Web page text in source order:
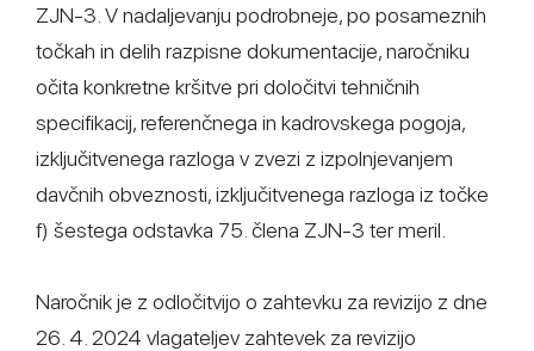
ZJN-3. V nadaljevanju podrobneje, po posameznih
točkah in delih razpisne dokumentacije, naročniku
očita konkretne kršitve pri določitvi tehničnih
specifikacij, referenčnega in kadrovskega pogoja,
izključitvenega razloga v zvezi z izpolnjevanjem
davčnih obveznosti, izključitvenega razloga iz točke
f) šestega odstavka 75. člena ZJN-3 ter meril.
Naročnik je z odločitvijo o zahtevku za revizijo z dne
26. 4. 2024 vlagateljev zahtevek za revizijo